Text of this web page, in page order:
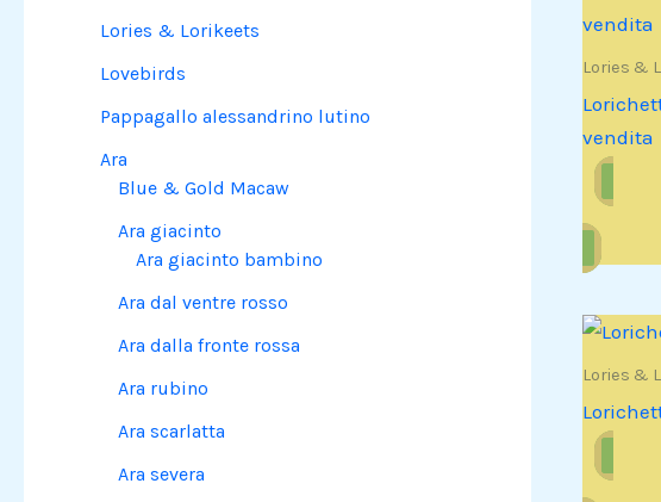
Lories & Lorikeets
Lovebirds
Pappagallo alessandrino lutino
Ara
Blue & Gold Macaw
Ara giacinto
Ara giacinto bambino
Ara dal ventre rosso
Ara dalla fronte rossa
Ara rubino
Ara scarlatta
Ara severa
Lories &
vendita
Lories &